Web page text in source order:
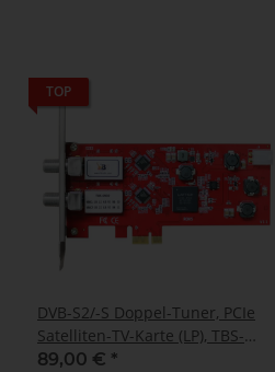
TOP
DVB-S2/-S Doppel-Tuner, PCIe
Satelliten-TV-Karte (LP), TBS-
6902
89,00 € *